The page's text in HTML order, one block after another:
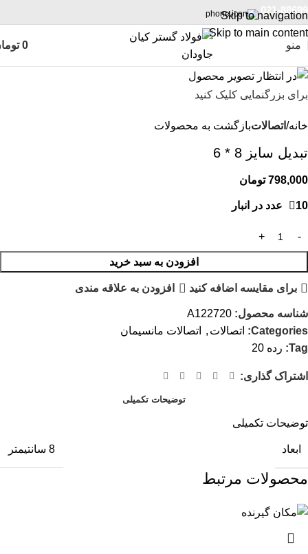
Skip to navigation
Skip to main content
021-88699
منو 0
برای بزرگنمایی کلیک کنید
خانه اتصالاتبازگشت به محصولات
تبدیل سایز 8 * 6
798,000 تومان
10 عدد در انبار
افزودن به سبد خرید
برای مقایسه اضافه کنید افزودن به علاقه مندی
شناسه محصول: A122720
Categories:
اتصالات ,
اتصالات مانسیمان
Tag: رده 20
اشتراک گذاری:
توضیحات تکمیلی
توضیحات تکمیلی
ابعاد 8 سانتیمتر
محصولات مرتبط